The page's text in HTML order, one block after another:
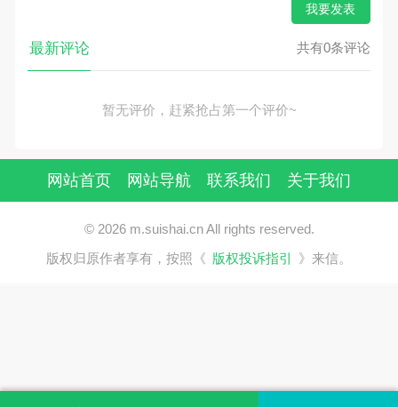
我要发表
最新评论 共有0条评论
暂无评价，赶紧抢占第一个评价~
网站首页 网站导航 联系我们 关于我们
© 2026 m.suishai.cn All rights reserved.
版权归原作者享有，按照《 版权投诉指引 》来信。